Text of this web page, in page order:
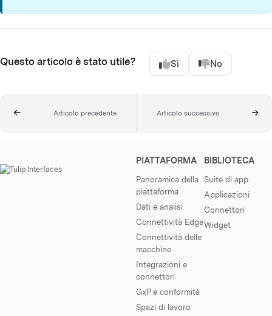
Questo articolo è stato utile? Sì No
Articolo precedente Articolo successivo
PIATTAFORMA
Panoramica della
piattaforma
Dati e analisi
Connettività Edge
Connettività delle
macchine
Integrazioni e
connettori
GxP e conformità
Spazi di lavoro
BIBLIOTECA
Suite di app
Applicazioni
Connettori
Widget